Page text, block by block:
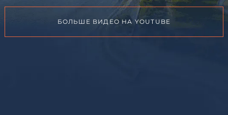
БОЛЬШЕ ВИДЕО НА YOUTUBE